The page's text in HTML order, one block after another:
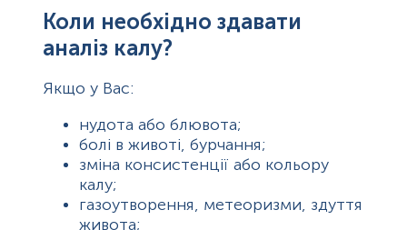
Коли необхідно здавати
аналіз калу?
Якщо у Вас:
нудота або блювота;
болі в животі, бурчання;
зміна консистенції або кольору
калу;
газоутворення, метеоризми, здуття
живота;